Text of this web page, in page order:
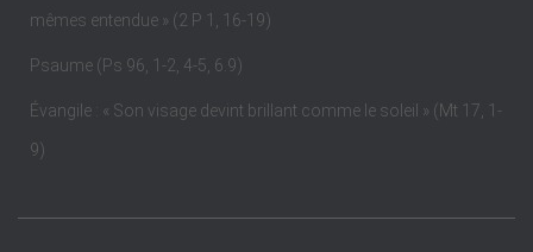
mêmes entendue » (2 P 1, 16-19)
Psaume (Ps 96, 1-2, 4-5, 6.9)
Évangile : « Son visage devint brillant comme le soleil » (Mt 17, 1-
9)